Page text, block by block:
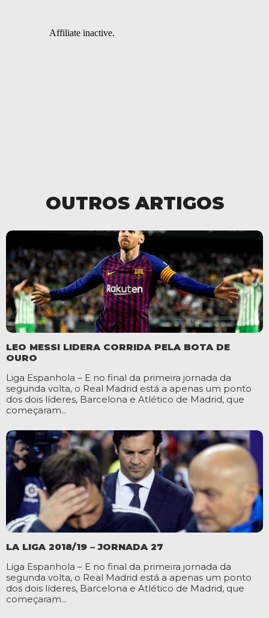
OUTROS ARTIGOS
LEO MESSI LIDERA CORRIDA PELA BOTA DE
OURO
Liga Espanhola – E no final da primeira jornada da
segunda volta, o Real Madrid está a apenas um ponto
dos dois líderes, Barcelona e Atlético de Madrid, que
começaram...
LA LIGA 2018/19 – JORNADA 27
Liga Espanhola – E no final da primeira jornada da
segunda volta, o Real Madrid está a apenas um ponto
dos dois líderes, Barcelona e Atlético de Madrid, que
começaram...